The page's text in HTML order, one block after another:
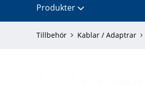
Produkter
Tillbehör Kablar / Adaptrar